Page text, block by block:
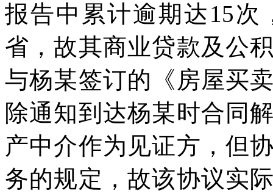
报告中累计逾期达15次
省，故其商业贷款及公
与杨某签订的《房屋买
除通知到达杨某时合同
产中介作为见证方，但
务的规定，故该协议实